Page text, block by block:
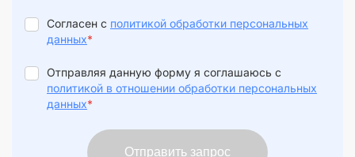
Согласен с политикой обработки персональных
данных*
Отправляя данную форму я соглашаюсь с
политикой в отношении обработки персональных
данных*
Отправить запрос